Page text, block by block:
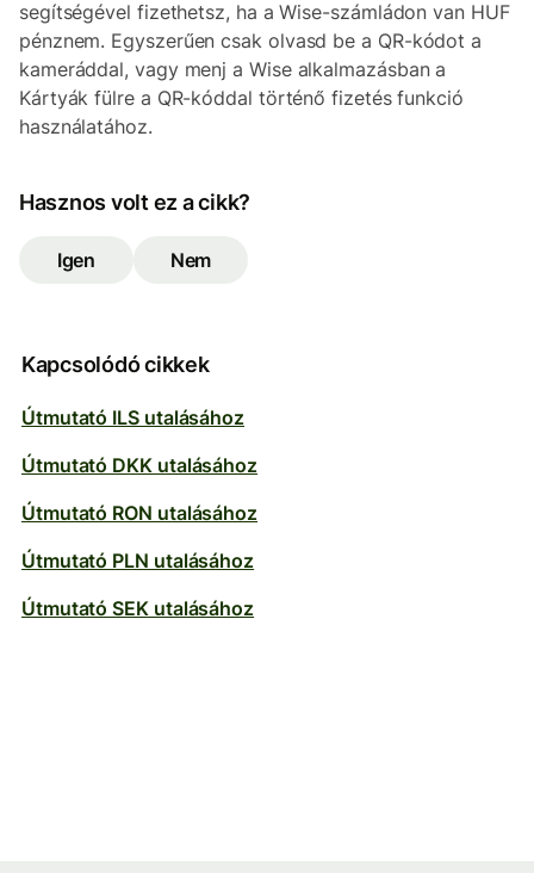
segítségével fizethetsz, ha a Wise-számládon van HUF
pénznem. Egyszerűen csak olvasd be a QR-kódot a
kameráddal, vagy menj a Wise alkalmazásban a
Kártyák fülre a QR-kóddal történő fizetés funkció
használatához.
Hasznos volt ez a cikk?
Igen Nem
Kapcsolódó cikkek
Útmutató ILS utalásához
Útmutató DKK utalásához
Útmutató RON utalásához
Útmutató PLN utalásához
Útmutató SEK utalásához